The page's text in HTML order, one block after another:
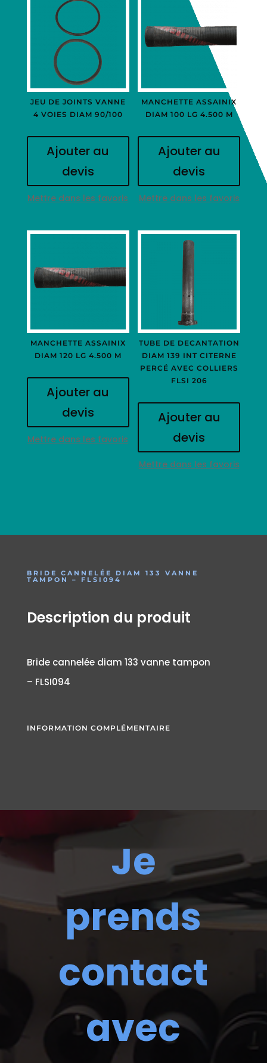
JEU DE JOINTS VANNE
4 VOIES DIAM 90/100
Ajouter au
devis
Mettre dans les favoris
MANCHETTE ASSAINIX
DIAM 100 LG 4.500 M
Ajouter au
devis
Mettre dans les favoris
MANCHETTE ASSAINIX
DIAM 120 LG 4.500 M
Ajouter au
devis
Mettre dans les favoris
TUBE DE DECANTATION
DIAM 139 INT CITERNE
PERCÉ AVEC COLLIERS
FLSI 206
Ajouter au
devis
Mettre dans les favoris
BRIDE CANNELÉE DIAM 133 VANNE
TAMPON – FLSI094
Description du produit
Bride cannelée diam 133 vanne tampon
– FLSI094
INFORMATION COMPLÉMENTAIRE
Je
prends
contact
avec